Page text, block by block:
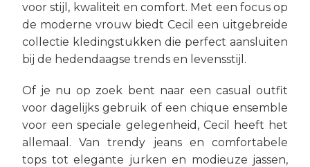
voor stijl, kwaliteit en comfort. Met een focus op
de moderne vrouw biedt Cecil een uitgebreide
collectie kledingstukken die perfect aansluiten
bij de hedendaagse trends en levensstijl.
Of je nu op zoek bent naar een casual outfit
voor dagelijks gebruik of een chique ensemble
voor een speciale gelegenheid, Cecil heeft het
allemaal. Van trendy jeans en comfortabele
tops tot elegante jurken en modieuze jassen,